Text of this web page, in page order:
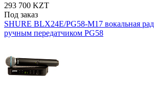
293 700 KZT
Под заказ
SHURE BLX24E/PG58-M17 вокальная
ручным передатчиком PG58